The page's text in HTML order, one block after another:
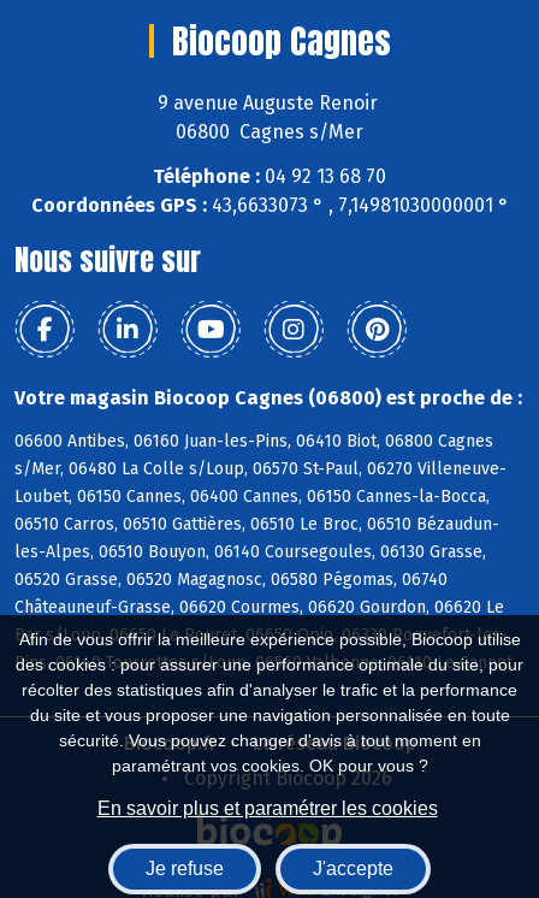
Afin de vous offrir la meilleure expérience possible, Biocoop utilise
des cookies : pour assurer une performance optimale du site, pour
récolter des statistiques afin d'analyser le trafic et la performance
du site et vous proposer une navigation personnalisée en toute
sécurité. Vous pouvez changer d'avis à tout moment en
paramétrant vos cookies. OK pour vous ?
En savoir plus et paramétrer les cookies
Je refuse J'accepte
Biocoop Cagnes
9 avenue Auguste Renoir
06800 Cagnes s/Mer
Téléphone : 04 92 13 68 70
Coordonnées GPS :43,6633073 ° , 7,14981030000001 °
Nous suivre sur
Votre magasin Biocoop Cagnes (06800) est proche de :
06600 Antibes, 06160 Juan-les-Pins, 06410 Biot, 06800 Cagnes
s/Mer, 06480 La Colle s/Loup, 06570 St-Paul, 06270 Villeneuve-
Loubet, 06150 Cannes, 06400 Cannes, 06150 Cannes-la-Bocca,
06510 Carros, 06510 Gattières, 06510 Le Broc, 06510 Bézaudun-
les-Alpes, 06510 Bouyon, 06140 Coursegoules, 06130 Grasse,
06520 Grasse, 06520 Magagnosc, 06580 Pégomas, 06740
Châteauneuf-Grasse, 06620 Courmes, 06620 Gourdon, 06620 Le
Bar s/Loup, 06650 Le Rouret, 06650 Opio, 06330 Roquefort-les-
Pins, 06140 Tourrettes s/Loup, 06560 Valbonne, 06110 Le Cannet
Biocoop.fr
Le réseau Biocoop
Copyright Biocoop 2026
Réalisé par